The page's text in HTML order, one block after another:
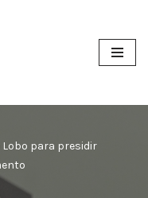
para presidir